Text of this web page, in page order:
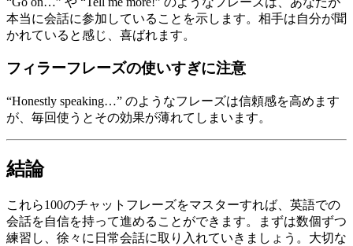
本当に会話に参加していることを示します。相手は自分が聞
かれていると感じ、喜ばれます。
フィラーフレーズの使いすぎに注意
“Honestly speaking…” のようなフレーズは信頼感を高めます
が、毎回使うとその効果が薄れてしまいます。
結論
これら100のチャットフレーズをマスターすれば、英語での
会話を自信を持って進めることができます。まずは数個ずつ
練習し、徐々に日常会話に取り入れていきましょう。大切な